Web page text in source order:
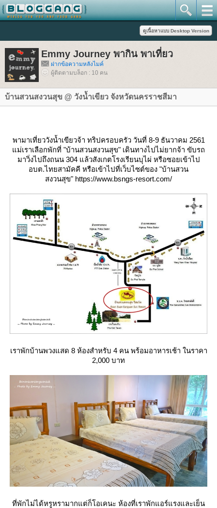
Emmy Journey พากิน พาเที่ยว
ฝากข้อความหลังไมค์
ผู้ติดตามบล็อก : 10 คน
บ้านสวนสงวนสุข @ วังน้ำเขียว จังหวัดนครราชสีมา
พามาเที่ยววังน้ำเขียวจ้า ทริปครอบครัว วันที่ 8-9 ธันวาคม 2561
ม่เราเลือกพักที่ "บ้านสวนสงวนสุข" เดินทางไปไม่ยากจ้า ขับรถ
มาวิ่งไปถึงถนน 304 แล้วสังเกตโรงเรียนบุไผ่ หรือซอยเข้าไป
อบต.ไทยสามัคคี หรือเข้าไปที่เว็บไซต์ของ "บ้านสวน
สงวนสุข" https://www.bsngs-resort.com/
เราพักบ้านพวงแสด 8 ห้องสำหรับ 4 คน พร้อมอาหารเช้า ในราคา
2,000 บาท
ที่พักไม่ได้หรูหรามากแต่ก็โอเคนะ ห้องที่เราพักแอร์แรงและเย็น